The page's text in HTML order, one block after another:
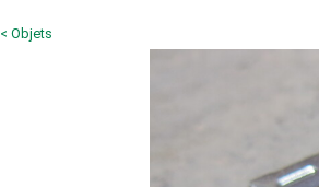
< Objets